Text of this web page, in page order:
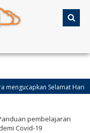
Selamat Hari Raya
pembelajaran
Covid-19